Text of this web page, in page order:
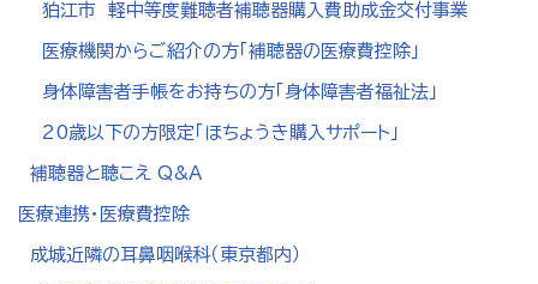
狛江市 軽中等度難聴者補聴器購入費助成金交付事業
医療機関からご紹介の方「補聴器の医療費控除」
身体障害者手帳をお持ちの方「身体障害者福祉法」
20歳以下の方限定「ほちょうき購入サポート」
補聴器と聴こえ Q&A
医療連携・医療費控除
成城近隣の耳鼻咽喉科（東京都内）